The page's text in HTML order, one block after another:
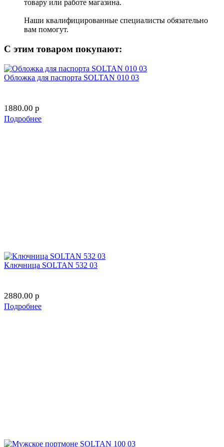
товару или работе магазина.
Наши квалифицированные специалисты обязательно
вам помогут.
С этим товаром покупают:
Обложка для паспорта SOLTAN 010 03
1880.00 p
Подробнее
Ключница SOLTAN 532 03
2880.00 p
Подробнее